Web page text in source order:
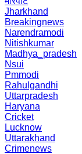
Jharkhand
Breakingnews
Narendramodi
Nitishkumar
Madhya_pradesh
Nsui
Pmmodi
Rahulgandhi
Uttarpradesh
Haryana
Cricket
Lucknow
Uttarakhand
Crimenews